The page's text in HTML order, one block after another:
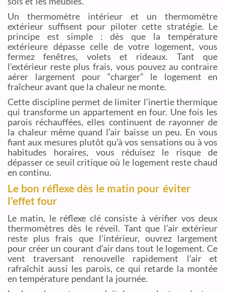
Un thermomètre intérieur et un thermomètre
extérieur suffisent pour piloter cette stratégie. Le
principe est simple : dès que la température
extérieure dépasse celle de votre logement, vous
fermez fenêtres, volets et rideaux. Tant que
l’extérieur reste plus frais, vous pouvez au contraire
aérer largement pour “charger” le logement en
fraîcheur avant que la chaleur ne monte.
Cette discipline permet de limiter l’inertie thermique
qui transforme un appartement en four. Une fois les
parois réchauffées, elles continuent de rayonner de
la chaleur même quand l’air baisse un peu. En vous
fiant aux mesures plutôt qu’à vos sensations ou à vos
habitudes horaires, vous réduisez le risque de
dépasser ce seuil critique où le logement reste chaud
en continu.
Le bon réflexe dès le matin pour éviter
l’effet four
Le matin, le réflexe clé consiste à vérifier vos deux
thermomètres dès le réveil. Tant que l’air extérieur
reste plus frais que l’intérieur, ouvrez largement
pour créer un courant d’air dans tout le logement. Ce
vent traversant renouvelle rapidement l’air et
rafraîchit aussi les parois, ce qui retarde la montée
en température pendant la journée.